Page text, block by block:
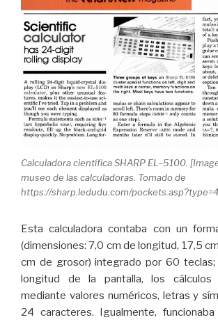
Calculadora científica SHARP EL–5100.
museo de las calculadoras. Tomado de
https://sharp.ledudu.com/
Esta calculadora contaba con un
(dimensiones: 7,0 cm de longitud, 17,5
cm de grosor) integrado por 60 teclas;
longitud de la pantalla, los cálculos
mediante valores numéricos, letras y
24 caracteres. Igualmente,